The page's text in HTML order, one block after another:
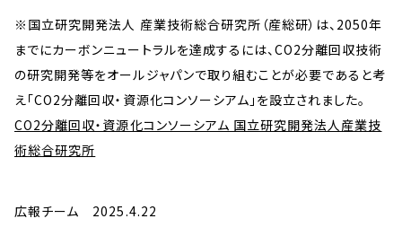
※国立研究開発法人 産業技術総合研究所（産総研）は、2050年
までにカーボンニュートラルを達成するには、CO2分離回収技術
の研究開発等をオールジャパンで取り組むことが必要であると考
え「CO2分離回収・資源化コンソーシアム」を設立されました。
CO2分離回収・資源化コンソーシアム 国立研究開発法人産業技
術総合研究所
広報チーム 2025.4.22